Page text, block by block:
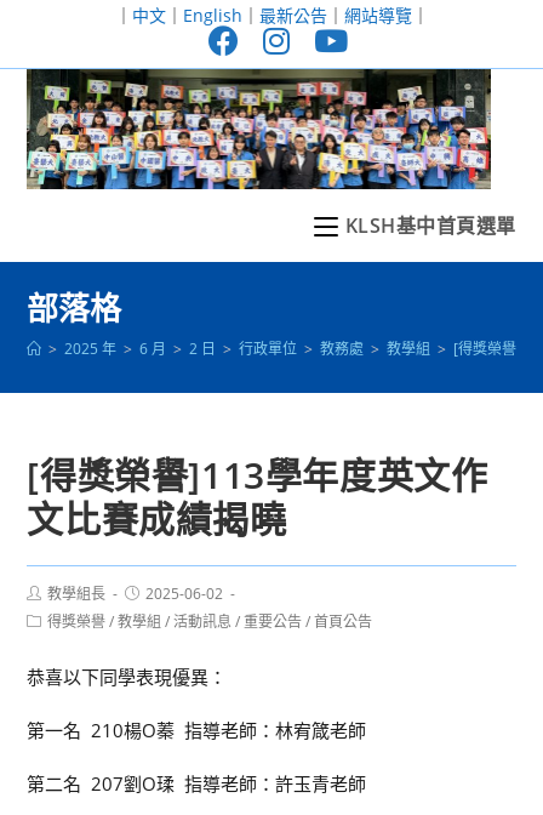
至
｜ 中文｜ English ｜ 最新公告｜ 網站導覽｜
KLSH基中首頁選單
部落格
> 2025 年 > 6 月 > 2 日 > 行政單位 > 教務處 > 教學組 > [得獎榮譽
[得獎榮譽]113學年度英文作
文比賽成績揭曉
Post
author:
教學組長
Post
published:
2025-06-02
Post得獎榮譽 / 教學組 / 活動訊息 / 重要公告 / 首頁公告
恭喜以下同學表現優異：
第一名 210楊O蓁 指導老師：林宥箴老師
第二名 207劉O瑈 指導老師：許玉青老師